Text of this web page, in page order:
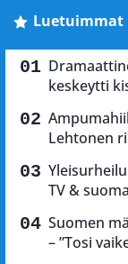
Luetuimmat
keskeytti
Lehtonen
TV &
Suomen
– ”Tosi